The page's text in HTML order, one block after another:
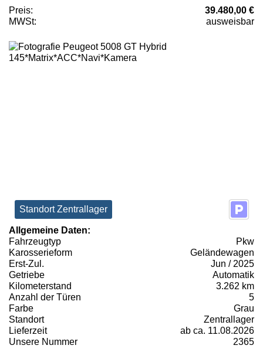
Preis:
39.480,00 €
MWSt:
ausweisbar
Standort Zentrallager
Allgemeine Daten:
Fahrzeugtyp
Pkw
Karosserieform
Geländewagen
Erst-Zul.
Jun / 2025
Getriebe
Automatik
Kilometerstand
3.262 km
Anzahl der Türen
5
Farbe
Grau
Standort
Zentrallager
Lieferzeit
ab ca. 11.08.2026
Unsere Nummer
2365